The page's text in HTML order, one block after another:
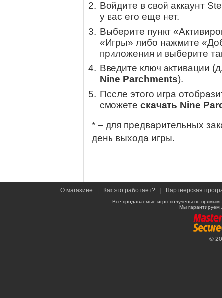
Войдите в свой аккаунт
у вас его еще нет.
Выберите пункт
«Игры» либо нажмите
приложения и выберите
Введите ключ активации
Nine Parchments).
После этого игра
сможете скачать Nine
* – для предварительных
день выхода игры.
О магазине Как это работает? Партнерская
Все продаваемые игры получены по
Мы гарантируем
©